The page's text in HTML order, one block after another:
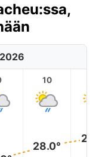
10
28.0°